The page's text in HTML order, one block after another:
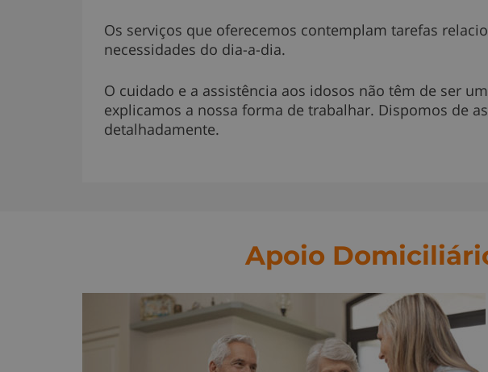
Os serviços que oferecemos contemplam tarefas
necessidades do dia-a-dia.
O cuidado e a assistência aos idosos não têm de ser
explicamos a nossa forma de trabalhar. Dispomos de
detalhadamente.
Apoio